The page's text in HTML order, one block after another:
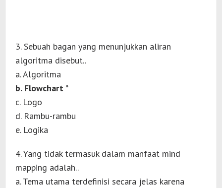
3. Sebuah bagan yang menunjukkan aliran
algoritma disebut..
a. Algoritma
b. Flowchart *
c. Logo
d. Rambu-rambu
e. Logika
4. Yang tidak termasuk dalam manfaat mind
mapping adalah..
a. Tema utama terdefinisi secara jelas karena